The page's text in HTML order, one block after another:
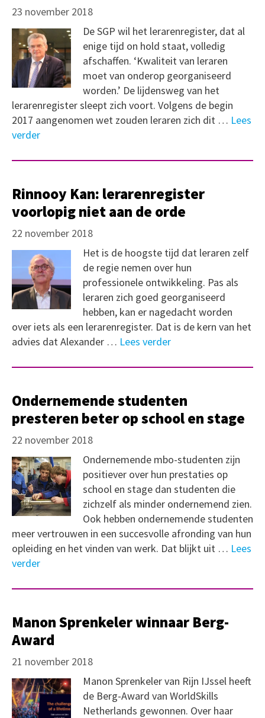
23 november 2018
De SGP wil het lerarenregister, dat al
enige tijd on hold staat, volledig
afschaffen. ‘Kwaliteit van leraren
moet van onderop georganiseerd
worden.’ De lijdensweg van het
lerarenregister sleept zich voort. Volgens de begin
2017 aangenomen wet zouden leraren zich dit … Lees
verder
Rinnooy Kan: lerarenregister
voorlopig niet aan de orde
22 november 2018
Het is de hoogste tijd dat leraren zelf
de regie nemen over hun
professionele ontwikkeling. Pas als
leraren zich goed georganiseerd
hebben, kan er nagedacht worden
over iets als een lerarenregister. Dat is de kern van het
advies dat Alexander … Lees verder
Ondernemende studenten
presteren beter op school en stage
22 november 2018
Ondernemende mbo-studenten zijn
positiever over hun prestaties op
school en stage dan studenten die
zichzelf als minder ondernemend zien.
Ook hebben ondernemende studenten
meer vertrouwen in een succesvolle afronding van hun
opleiding en het vinden van werk. Dat blijkt uit … Lees
verder
Manon Sprenkeler winnaar Berg-
Award
21 november 2018
Manon Sprenkeler van Rijn IJssel heeft
de Berg-Award van WorldSkills
Netherlands gewonnen. Over haar